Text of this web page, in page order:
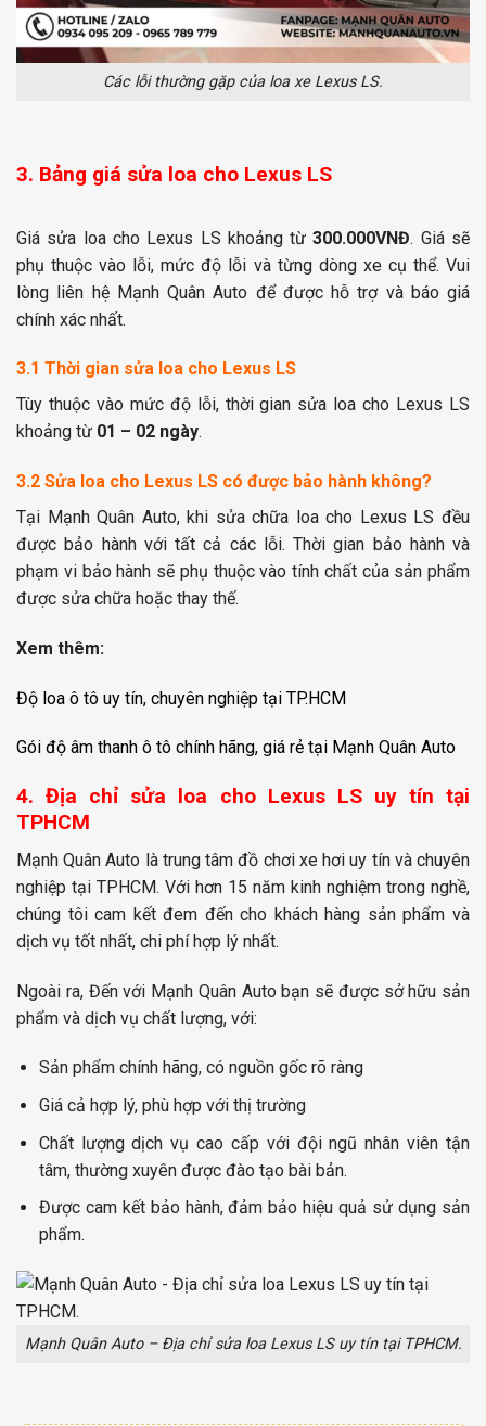
Các lỗi thường gặp của loa xe Lexus LS.
3. Bảng giá sửa loa cho Lexus LS
Giá sửa loa cho Lexus LS khoảng từ300.000VNĐ. Giá sẽ
phụ thuộc vào lỗi, mức độ lỗi và từng dòng xe cụ thể. Vui
lòng liên hệ Mạnh Quân Auto để được hỗ trợ và báo giá
chính xác nhất.
3.1 Thời gian sửa loa cho Lexus LS
Tùy thuộc vào mức độ lỗi, thời gian sửa loa cho Lexus LS
khoảng từ 01 – 02 ngày.
3.2 Sửa loa cho Lexus LS có được bảo hành không?
Tại Mạnh Quân Auto, khi sửa chữa loa cho Lexus LS đều
được bảo hành với tất cả các lỗi. Thời gian bảo hành và
phạm vi bảo hành sẽ phụ thuộc vào tính chất của sản phẩm
được sửa chữa hoặc thay thế.
Xem thêm:
Độ loa ô tô uy tín, chuyên nghiệp tại TP.HCM
Gói độ âm thanh ô tô chính hãng, giá rẻ tại Mạnh Quân Auto
4. Địa chỉ sửa loa cho Lexus LS uy tín tại
TPHCM
Mạnh Quân Auto là trung tâm đồ chơi xe hơi uy tín và chuyên
nghiệp tại TPHCM. Với hơn 15 năm kinh nghiệm trong nghề,
chúng tôi cam kết đem đến cho khách hàng sản phẩm và
dịch vụ tốt nhất, chi phí hợp lý nhất.
Ngoài ra, Đến với Mạnh Quân Auto bạn sẽ được sở hữu sản
phẩm và dịch vụ chất lượng, với:
Sản phẩm chính hãng, có nguồn gốc rõ ràng
Giá cả hợp lý, phù hợp với thị trường
Chất lượng dịch vụ cao cấp với đội ngũ nhân viên tận
tâm, thường xuyên được đào tạo bài bản.
Được cam kết bảo hành, đảm bảo hiệu quả sử dụng sản
phẩm.
Mạnh Quân Auto – Địa chỉ sửa loa Lexus LS uy tín tại TPHCM.